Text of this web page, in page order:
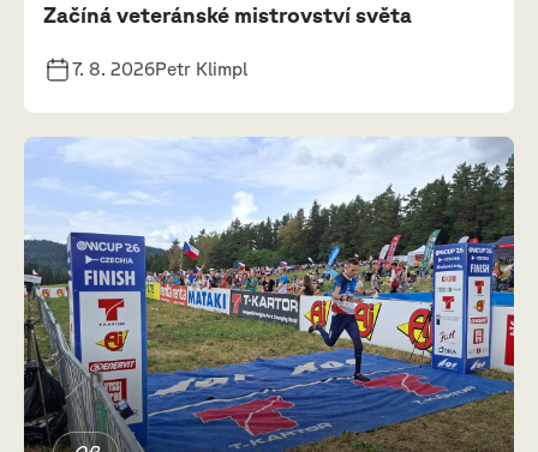
Začíná veteránské mistrovství světa
7. 8. 2026Petr Klimpl